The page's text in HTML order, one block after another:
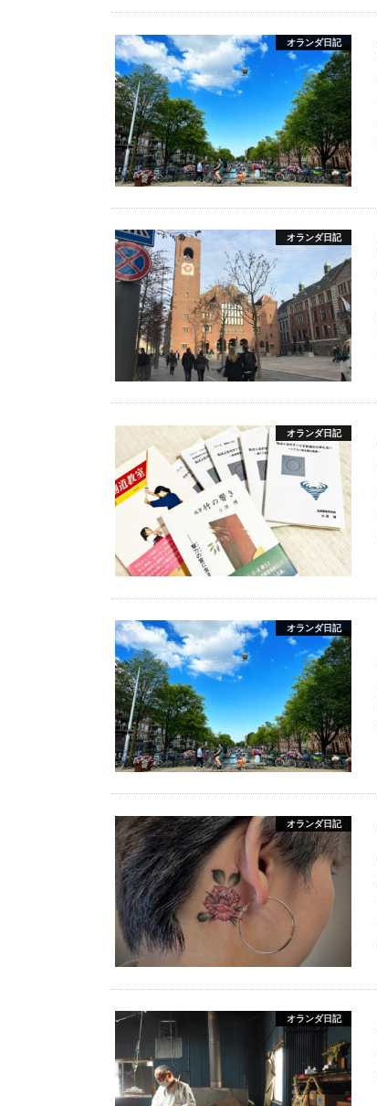
オランダ日記
オランダ日記
オランダ日記
オランダ日記
オランダ日記
オランダ日記